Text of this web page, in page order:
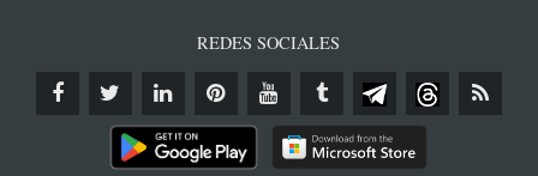
REDES SOCIALES